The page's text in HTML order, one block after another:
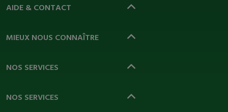
AIDE & CONTACT
MIEUX NOUS CONNAÎTRE
NOS SERVICES
NOS SERVICES